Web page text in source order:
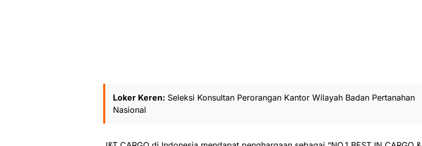
Loker Keren: Seleksi Konsultan Perorangan Kantor Wilayah Badan Pertanahan
Nasional